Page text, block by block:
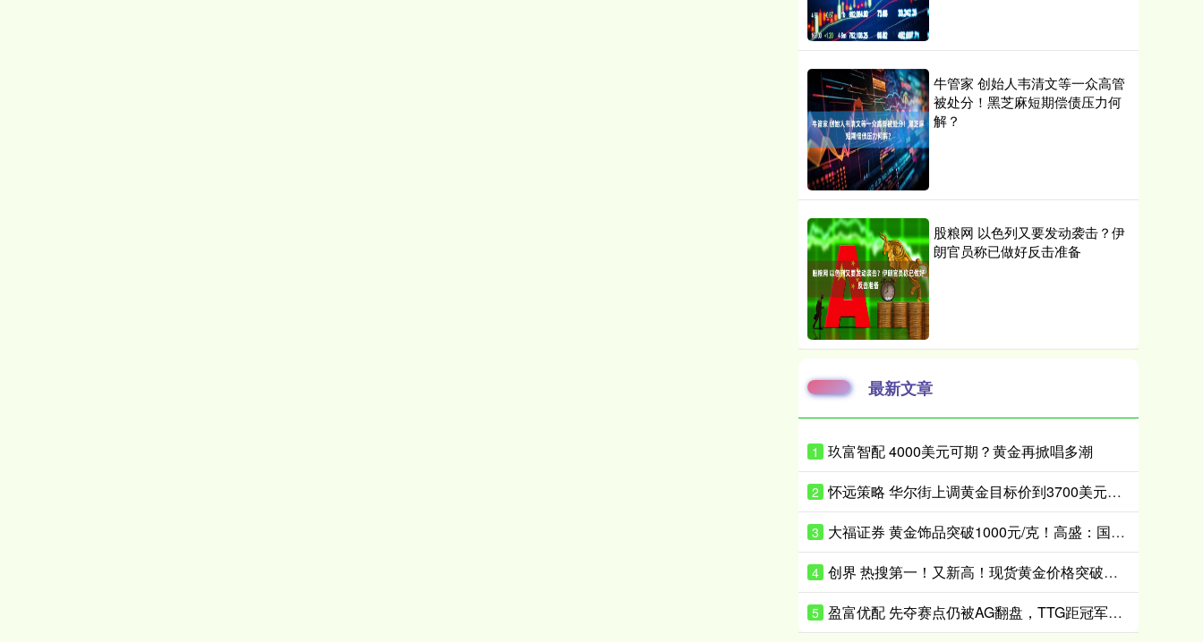
牛管家 创始人韦清文等一众高管
被处分！黑芝麻短期偿债压力何
解？
股粮网 以色列又要发动袭击？伊
朗官员称已做好反击准备
最新文章
1 玖富智配 4000美元可期？黄金再掀唱多潮
2 怀远策略 华尔街上调黄金目标价到3700美元！风险没这么快消停
3 大福证券 黄金饰品突破1000元/克！高盛：国际金价或升破4200美元/盎司！
4 创界 热搜第一！又新高！现货黄金价格突破前高
5 盈富优配 先夺赛点仍被AG翻盘，TTG距冠军只差一口气？_Ming_决赛_Fly